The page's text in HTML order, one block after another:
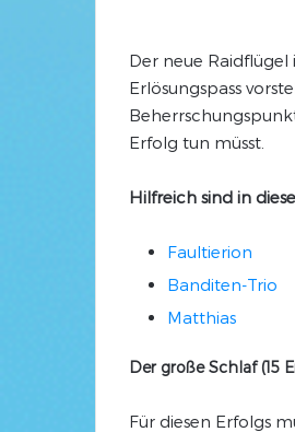
Der neue
Erlösungspass
Erfolg tun müsst.
Hilfreich sind in
Faultierion
Banditen-Trio
Matthias
Der große Schlaf (15
Für diesen Erfolgs